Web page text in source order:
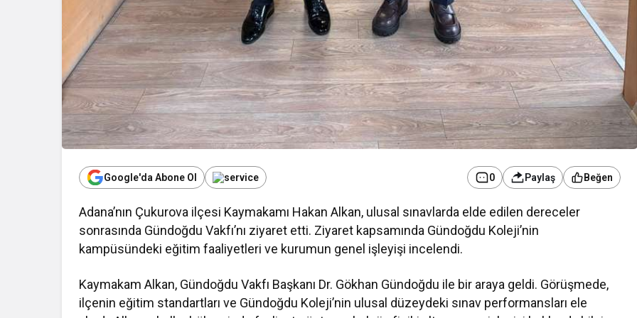
Google'da Abone Ol 0 Paylaş Beğen
Adana’nın Çukurova ilçesi Kaymakamı Hakan Alkan, ulusal sınavlarda elde edilen dereceler
sonrasında Gündoğdu Vakfı’nı ziyaret etti. Ziyaret kapsamında Gündoğdu Koleji’nin
kampüsündeki eğitim faaliyetleri ve kurumun genel işleyişi incelendi.
Kaymakam Alkan, Gündoğdu Vakfı Başkanı Dr. Gökhan Gündoğdu ile bir araya geldi. Görüşmede,
ilçenin eğitim standartları ve Gündoğdu Koleji’nin ulusal düzeydeki sınav performansları ele